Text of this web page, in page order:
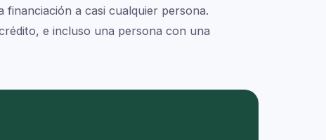
a casi cualquier persona.
e incluso una persona con una